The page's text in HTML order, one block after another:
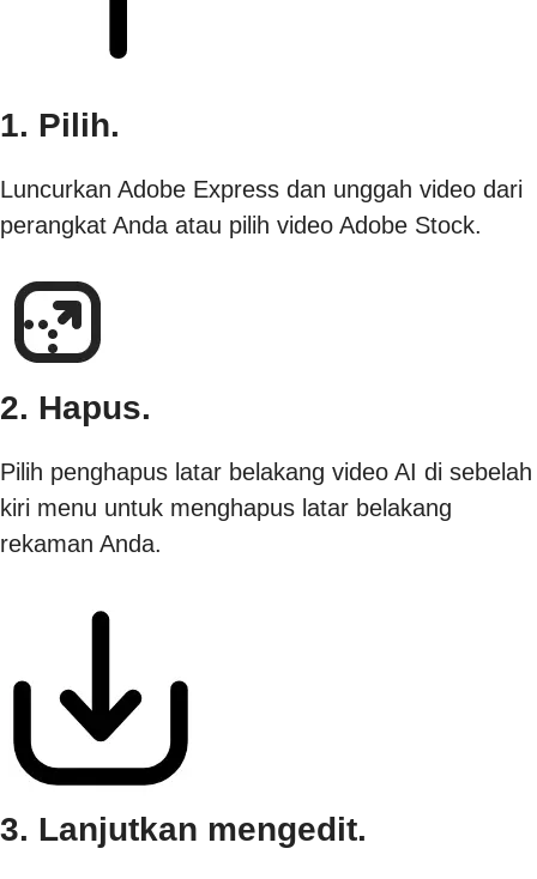
1. Pilih.
Luncurkan Adobe Express dan unggah video dari
perangkat Anda atau pilih video Adobe Stock.
2. Hapus.
Pilih penghapus latar belakang video AI di sebelah
kiri menu untuk menghapus latar belakang
rekaman Anda.
3. Lanjutkan mengedit.